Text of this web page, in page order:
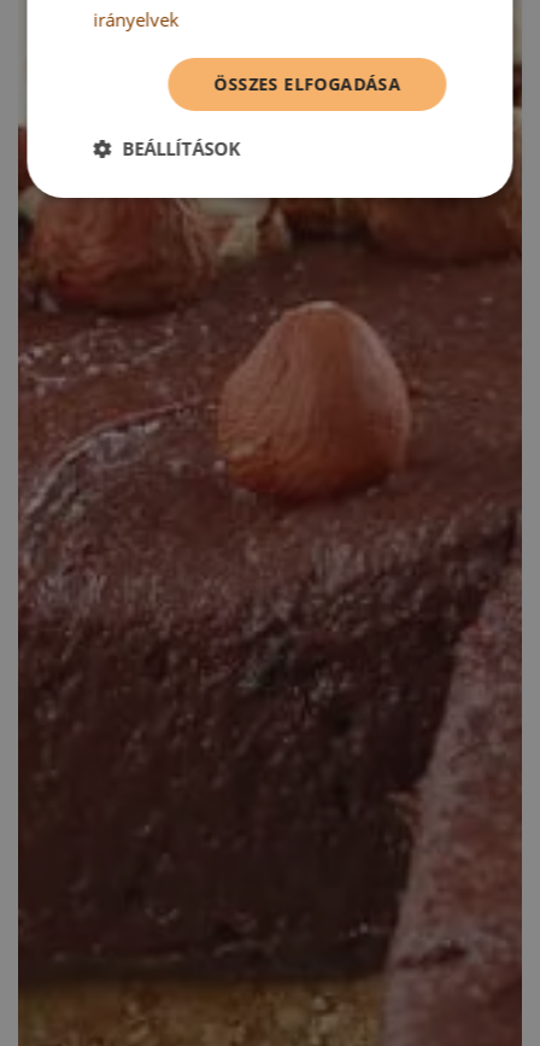
irányelvek
ÖSSZES ELFOGADÁSA
BEÁLLÍTÁSOK